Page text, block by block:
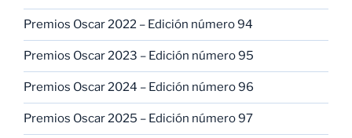
Premios Oscar 2022 – Edición número 94
Premios Oscar 2023 – Edición número 95
Premios Oscar 2024 – Edición número 96
Premios Oscar 2025 – Edición número 97